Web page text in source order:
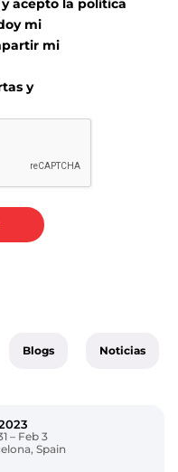
acepto la política
mi
mi
y
Blogs Noticias
– Feb 3
Spain